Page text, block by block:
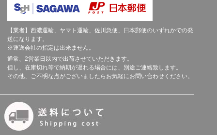
【業者】西濃運輸、ヤマト運輸、佐川急便、日本郵便のいずれかでの発
送になります。
※運送会社の指定は出来ません。
通常、2営業日以内で出荷させていただきます。
但し、在庫切れ等で納期が遅れる場合には、別途ご連絡致します。
その他、ご不明な点がございましたらお気軽にお問い合わせください。